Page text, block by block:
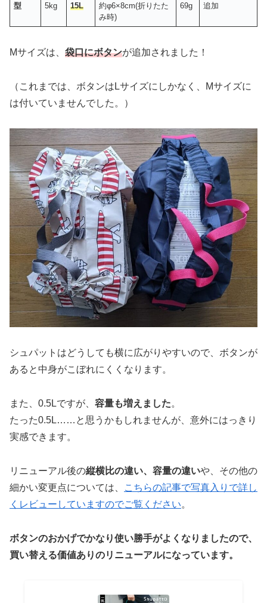
型
5kg
15L
約φ6×8cm(折りたた
み時)
69g
追加
Mサイズは、 袋口にボタンが追加されました！
（これまでは、ボタンはLサイズにしかなく、Mサイズに
は付いていませんでした。）
シュパットはどうしても横に広がりやすいので、ボタンが
あると中身がこぼれにくくなります。
また、0.5Lですが、 容量も増えました。
たった0.5L……と思うかもしれませんが、意外にはっきり
実感できます。
リニューアル後の縦横比の違い、容量の違いや、その他の
細かい変更点については、
こちらの記事で写真入りで詳し
くレビューしていますのでご覧ください。
ボタンのおかげでかなり使い勝手がよくなりましたので、
買い替える価値ありのリニューアルになっています。